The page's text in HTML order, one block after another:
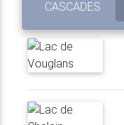
CASCADES